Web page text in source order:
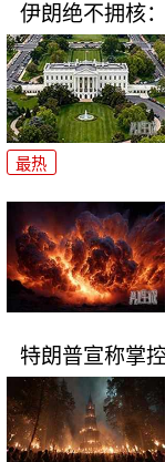
伊朗绝不拥核
最热
特朗普宣称掌